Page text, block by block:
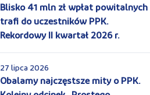
Blisko 41 mln zł wpłat powitalnych
trafi do uczestników PPK.
Rekordowy II kwartał 2026 r.
27 lipca 2026
Obalamy najczęstsze mity o PPK.